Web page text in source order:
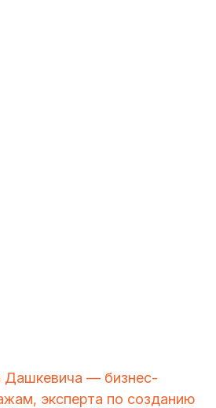
Дашкевича — бизнес-
эксперта по созданию